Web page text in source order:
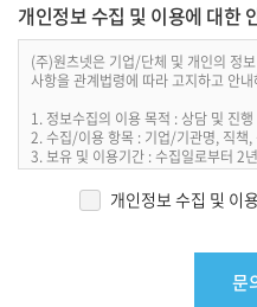
개인정보 수집 및 이용에 대한
(주)원츠넷은 기업/단체 및 개인의 정
사항을 관계법령에 따라 고지하고 안
1. 정보수집의 이용 목적 : 상담 및 진행
2. 수집/이용 항목 : 기업/기관명, 직책
3. 보유 및 이용기간 : 수집일로부터 2
4. 개인정보처리담당 : 전화 02-
개인정보 수집 및 이